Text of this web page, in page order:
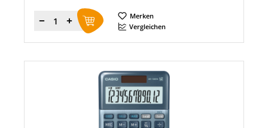
Menge
Merken
Vergleichen